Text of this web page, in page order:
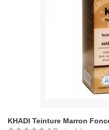
KHADI Teinture Marron